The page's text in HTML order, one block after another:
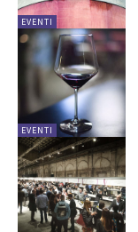
EVENTI
EVENTI